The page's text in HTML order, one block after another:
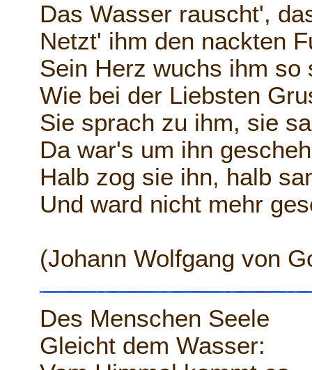
Das Wasser rauscht',
Netzt' ihm den nackten
Sein Herz wuchs ihm so
Wie bei der Liebsten
Sie sprach zu ihm, sie
Da war's um ihn
Halb zog sie ihn, halb
Und ward nicht mehr
(Johann Wolfgang von
Des Menschen Seele
Gleicht dem Wasser: